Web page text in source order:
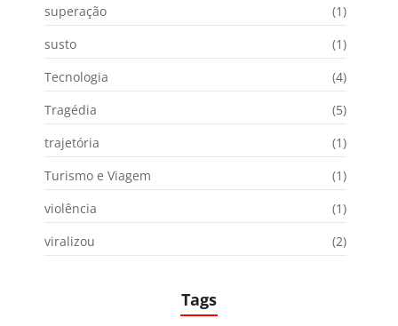
superação
(1)
susto
(1)
Tecnologia
(4)
Tragédia
(5)
trajetória
(1)
Turismo e Viagem
(1)
violência
(1)
viralizou
(2)
Tags